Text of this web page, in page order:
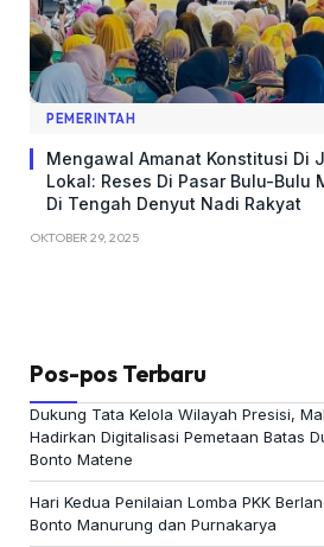
PEMERINTAH
Mengawal Amanat Konstitusi Di
Lokal: Reses Di Pasar Bulu-Bulu
Di Tengah Denyut Nadi Rakyat
OKTOBER 29, 2025
Pos-pos Terbaru
Dukung Tata Kelola Wilayah Presisi,
Hadirkan Digitalisasi Pemetaan Batas
Bonto Matene
Hari Kedua Penilaian Lomba PKK
Bonto Manurung dan Purnakarya